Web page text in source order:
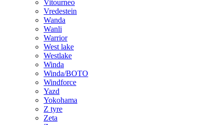
Vitourneo
Vredestein
Wanda
Wanli
Warrior
West lake
Westlake
Winda
Winda/BOTO
Windforce
Yazd
Yokohama
Z tyre
Zeta